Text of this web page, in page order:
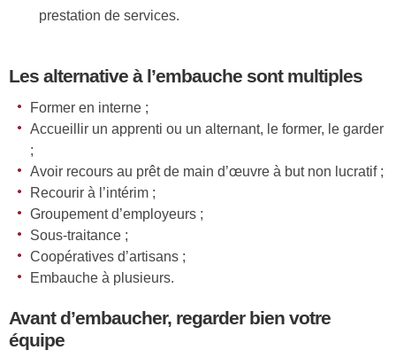
prestation de services.
Les alternative à l’embauche sont multiples
Former en interne ;
Accueillir un apprenti ou un alternant, le former, le garder
;
Avoir recours au prêt de main d’œuvre à but non lucratif ;
Recourir à l’intérim ;
Groupement d’employeurs ;
Sous-traitance ;
Coopératives d’artisans ;
Embauche à plusieurs.
Avant d’embaucher, regarder bien votre
équipe